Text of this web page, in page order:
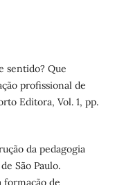
sentido? Que
profissional de
Editora, Vol. 1, pp.
da pedagogia
São Paulo.
formação de